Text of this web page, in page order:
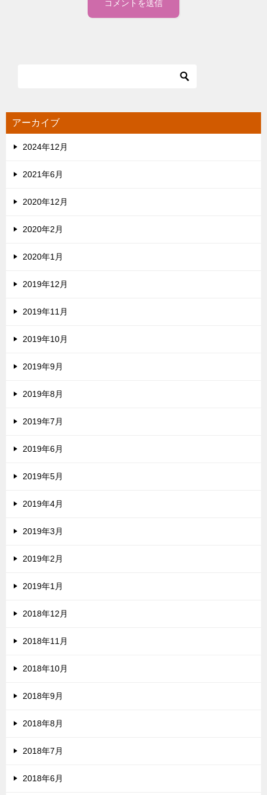
アーカイブ
2024年12月
2021年6月
2020年12月
2020年2月
2020年1月
2019年12月
2019年11月
2019年10月
2019年9月
2019年8月
2019年7月
2019年6月
2019年5月
2019年4月
2019年3月
2019年2月
2019年1月
2018年12月
2018年11月
2018年10月
2018年9月
2018年8月
2018年7月
2018年6月